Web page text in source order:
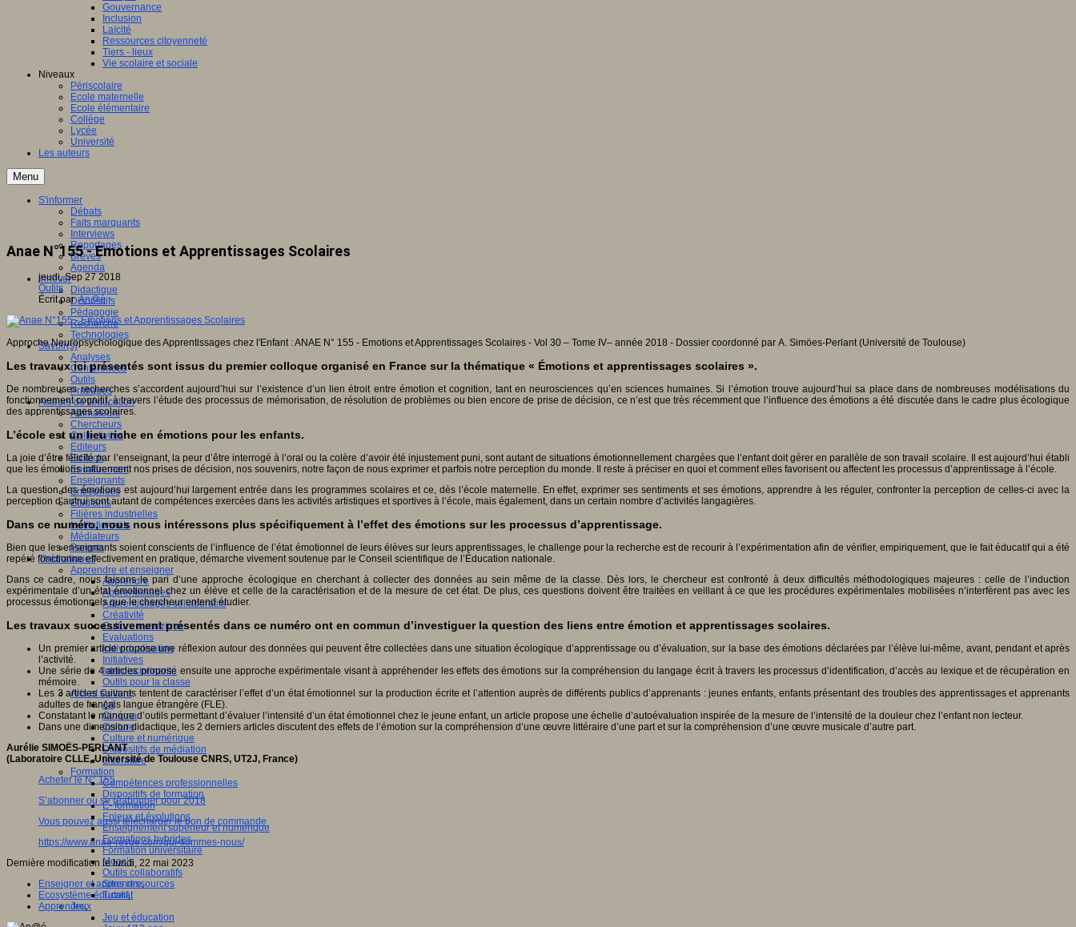
Gouvernance
Inclusion
Laïcité
Ressources citoyenneté
Tiers - lieux
Vie scolaire et sociale
Niveaux
Périscolaire
Ecole maternelle
Ecole élémentaire
Collège
Lycée
Université
Les auteurs
Menu
S'informer
Débats
Faits marquants
Interviews
Reportages
Brèves
Agenda
Innover
Didactique
Dispositifs
Pédagogie
Recherche
Technologies
Savoir(s)
Analyses
Conférences
Outils
Pratiques
Acteurs de l'éducation
Animateurs
Chercheurs
Collectivités
Editeurs
EdTech
Encadrement
Enseignants
Entreprises
Etudiants
Filières industrielles
Institutionnels
Médiateurs
Parents
Thématiques
Apprendre et enseigner
Apprendre
Apprentissages
Apprentissages collaboratifs
Créativité
Culture numérique
Evaluations
Individualisation
Initiatives
Interdisciplinarité
Outils pour la classe
Arts et Culture
Art
Cinéma
Culture
Culture et numérique
Dispositifs de médiation
Littérature
Formation
Compétences professionnelles
Dispositifs de formation
E- formation
Enjeux et évolutions
Enseignement supérieur et numérique
Formations hybrides
Formation universitaire
Mooc’s
Outils collaboratifs
Sites ressources
Tutorat
Jeux
Jeu et éducation
Anae N°155 - Emotions et Apprentissages Scolaires
jeudi, Sep 27 2018
Outils
Écrit parAn@é
Approche Neuropsychologique des Apprentissages chez l'Enfant : ANAE N° 155 - Emotions et Apprentissages Scolaires - Vol 30 – Tome IV– année 2018 - Dossier coordonné par A. Simöes-Perlant (Université de Toulouse)
Les travaux ici présentés sont issus du premier colloque organisé en France sur la thématique « Émotions et apprentissages scolaires ».
De nombreuses recherches s’accordent aujourd’hui sur l’existence d’un lien étroit entre émotion et cognition, tant en neurosciences qu’en sciences humaines. Si l’émotion trouve aujourd’hui sa place dans de nombreuses modélisations du
fonctionnement cognitif, à travers l’étude des processus de mémorisation, de résolution de problèmes ou bien encore de prise de décision, ce n’est que très récemment que l’influence des émotions a été discutée dans le cadre plus écologique
des apprentissages scolaires.
L’école est un lieu riche en émotions pour les enfants.
La joie d’être félicité par l’enseignant, la peur d’être interrogé à l’oral ou la colère d’avoir été injustement puni, sont autant de situations émotionnellement chargées que l’enfant doit gérer en parallèle de son travail scolaire. Il est aujourd’hui établi
que les émotions influencent nos prises de décision, nos souvenirs, notre façon de nous exprimer et parfois notre perception du monde. Il reste à préciser en quoi et comment elles favorisent ou affectent les processus d’apprentissage à l’école.
La question des émotions est aujourd’hui largement entrée dans les programmes scolaires et ce, dès l’école maternelle. En effet, exprimer ses sentiments et ses émotions, apprendre à les réguler, confronter la perception de celles-ci avec la
perception d’autrui sont autant de compétences exercées dans les activités artistiques et sportives à l’école, mais également, dans un certain nombre d’activités langagières.
Dans ce numéro, nous nous intéressons plus spécifiquement à l’effet des émotions sur les processus d’apprentissage.
Bien que les enseignants soient conscients de l’influence de l’état émotionnel de leurs élèves sur leurs apprentissages, le challenge pour la recherche est de recourir à l’expérimentation afin de vérifier, empiriquement, que le fait éducatif qui a été
repéré fonctionne effectivement en pratique, démarche vivement soutenue par le Conseil scientifique de l’Éducation nationale.
Dans ce cadre, nous faisons le pari d’une approche écologique en cherchant à collecter des données au sein même de la classe. Dès lors, le chercheur est confronté à deux difficultés méthodologiques majeures : celle de l’induction
expérimentale d’un état émotionnel chez un élève et celle de la caractérisation et de la mesure de cet état. De plus, ces questions doivent être traitées en veillant à ce que les procédures expérimentales mobilisées n’interfèrent pas avec les
processus émotionnels que le chercheur entend étudier.
Les travaux successivement présentés dans ce numéro ont en commun d’investiguer la question des liens entre émotion et apprentissages scolaires.
Un premier article propose une réflexion autour des données qui peuvent être collectées dans une situation écologique d’apprentissage ou d’évaluation, sur la base des émotions déclarées par l’élève lui-même, avant, pendant et après
l’activité.
Une série de 4 articles propose ensuite une approche expérimentale visant à appréhender les effets des émotions sur la compréhension du langage écrit à travers les processus d’identification, d’accès au lexique et de récupération en
mémoire.
Les 3 articles suivants tentent de caractériser l’effet d’un état émotionnel sur la production écrite et l’attention auprès de différents publics d’apprenants : jeunes enfants, enfants présentant des troubles des apprentissages et apprenants
adultes de français langue étrangère (FLE).
Constatant le manque d’outils permettant d’évaluer l’intensité d’un état émotionnel chez le jeune enfant, un article propose une échelle d’autoévaluation inspirée de la mesure de l’intensité de la douleur chez l’enfant non lecteur.
Dans une dimension didactique, les 2 derniers articles discutent des effets de l’émotion sur la compréhension d’une œuvre littéraire d’une part et sur la compréhension d’une œuvre musicale d’autre part.
Aurélie SIMOËS-PERLANT
(Laboratoire CLLE, Université de Toulouse CNRS, UT2J, France)
Acheter le N° 155
S’abonner ou se réabonner pour 2018
Vous pouvez aussi télécharger le bon de commande
https://www.anae-revue.com/qui-sommes-nous/
Dernière modification le lundi, 22 mai 2023
Enseigner et apprendre,
Ecosystème éducatif,
Apprendre,